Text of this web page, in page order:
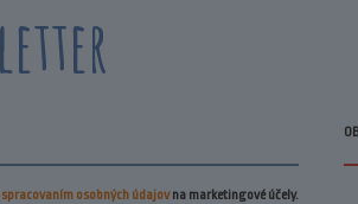
spracovaním osobných údajovna marketingové účely.